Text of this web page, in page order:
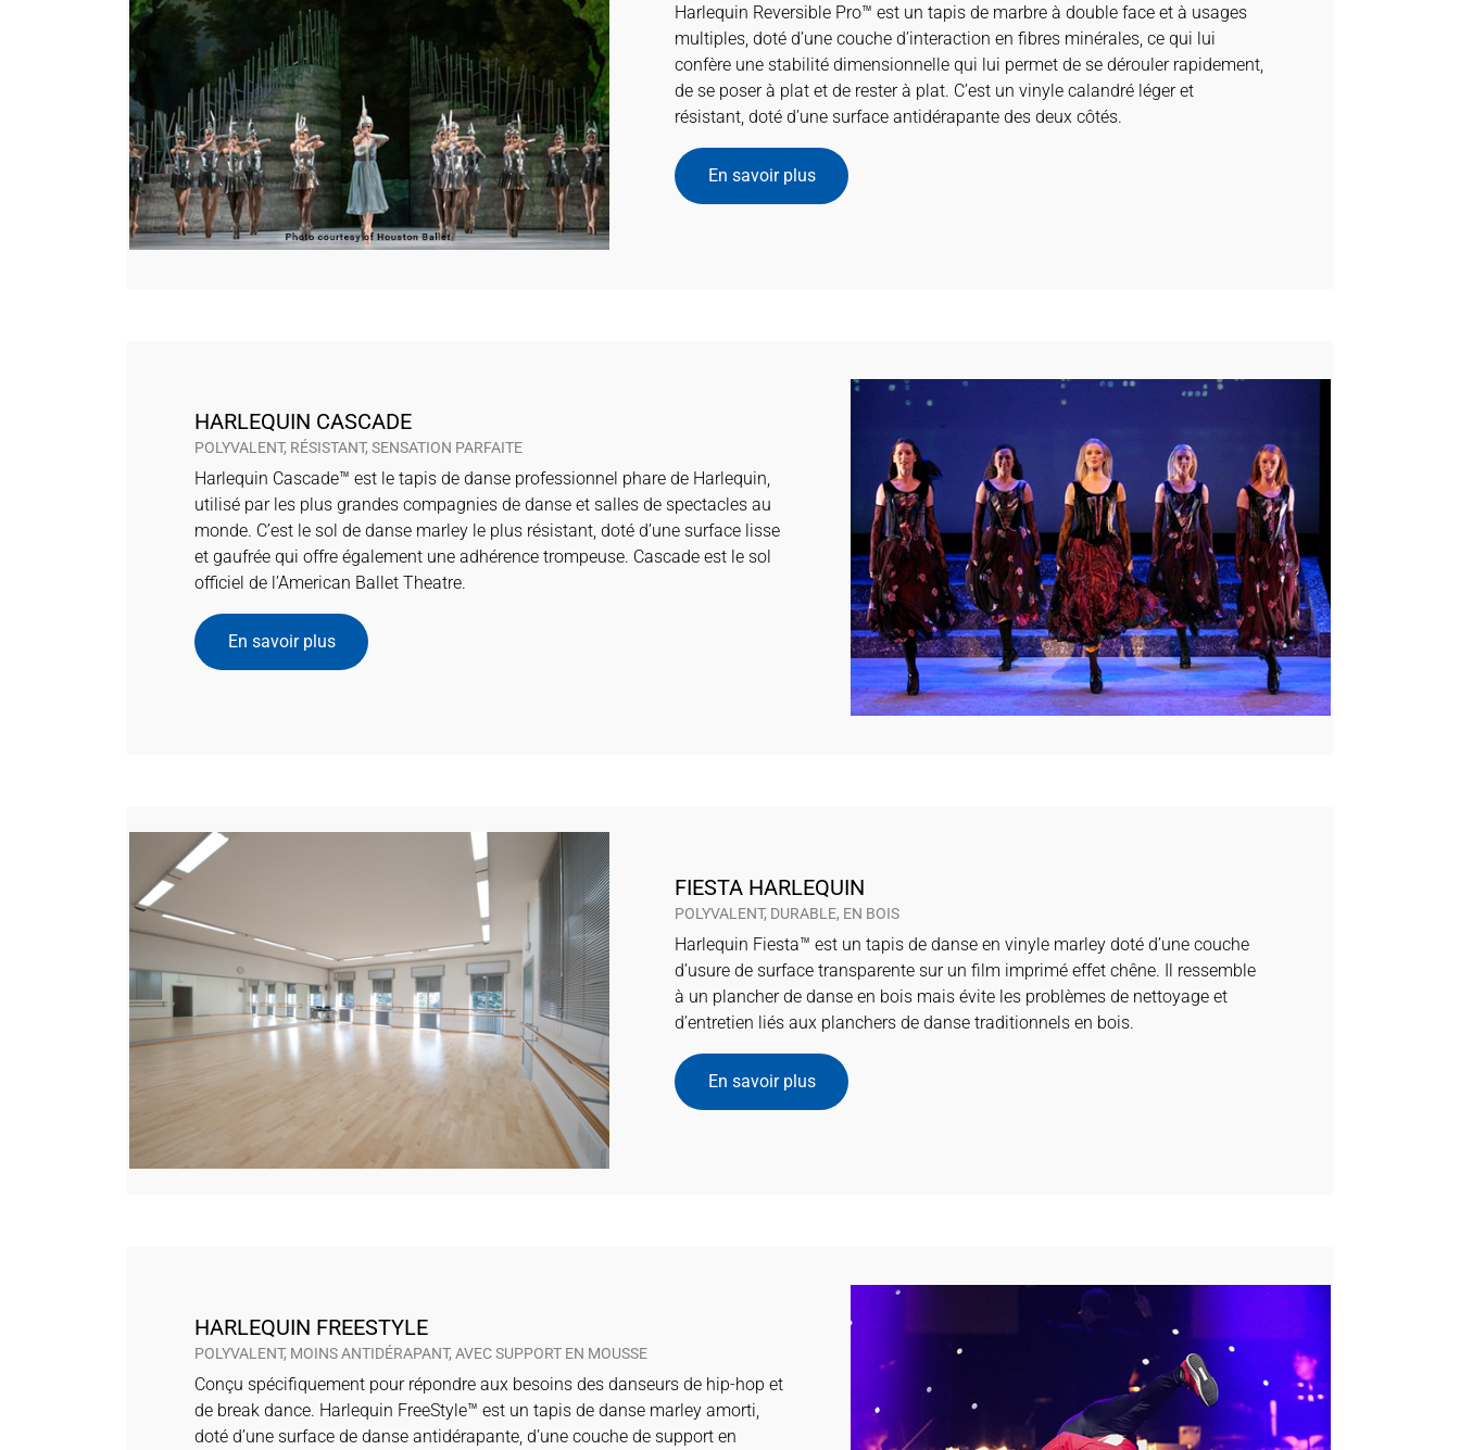
Harlequin Reversible Pro™ est un tapis de marbre à double face et à usages
multiples, doté d’une couche d’interaction en fibres minérales, ce qui lui
confère une stabilité dimensionnelle qui lui permet de se dérouler rapidement,
de se poser à plat et de rester à plat. C’est un vinyle calandré léger et
résistant, doté d’une surface antidérapante des deux côtés.
En savoir plus
HARLEQUIN CASCADE
POLYVALENT, RÉSISTANT, SENSATION PARFAITE
Harlequin Cascade™ est le tapis de danse professionnel phare de Harlequin,
utilisé par les plus grandes compagnies de danse et salles de spectacles au
monde. C’est le sol de danse marley le plus résistant, doté d’une surface lisse
et gaufrée qui offre également une adhérence trompeuse. Cascade est le sol
officiel de l’American Ballet Theatre.
En savoir plus
FIESTA HARLEQUIN
POLYVALENT, DURABLE, EN BOIS
Harlequin Fiesta™ est un tapis de danse en vinyle marley doté d’une couche
d’usure de surface transparente sur un film imprimé effet chêne. Il ressemble
à un plancher de danse en bois mais évite les problèmes de nettoyage et
d’entretien liés aux planchers de danse traditionnels en bois.
En savoir plus
HARLEQUIN FREESTYLE
POLYVALENT, MOINS ANTIDÉRAPANT, AVEC SUPPORT EN MOUSSE
Conçu spécifiquement pour répondre aux besoins des danseurs de hip-hop et
de break dance. Harlequin FreeStyle™ est un tapis de danse marley amorti,
doté d’une surface de danse antidérapante, d’une couche de support en